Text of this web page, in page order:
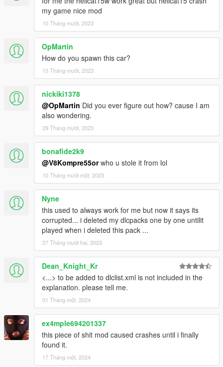
No tint on light glass and front glass
Dirt on Body
Breakable Glass
Hand on Steering
Working Dials
3D Engine
HQ interior
Animated Sunroof
Mirrors Have Real Reflections
Plates as extra
Support ALL game features
Hold H to open Sunroof
What’s the new in 4.0 ?
improvements for interior
improvements for exterior
Added V-Ray for some lights
Installtion Path as Add-on :
mods\update\x64\dlcpacks
Discord Server : https://discord.gg/9dZN5nkC9K
Discord : abom7sn
my game nice mod
10 Tháng mười, 2023
OpMartin
How do you spawn this car?
15 Tháng mười, 2023
nickiki1378
@OpMartin Did you ever figure out how? cause I am
also wondering.
29 Tháng mười, 2023
bonafide2k9
@V8Kompre55orwho u stole it from lol
10 Tháng mười một, 2023
Nyne
this used to always work for me but now it says its
corrupted... i deleted my dlcpacks one by one untilit
played when i deleted this pack ...
27 Tháng mười hai, 2023
Dean_Knight_Kr
<...> to be added to dlclist.xml is not included in the
explanation. please tell me.
01 Tháng một, 2024
ex4mple694201337
this piece of shit mod caused crashes until i finally
found it.
17 Tháng một, 2024